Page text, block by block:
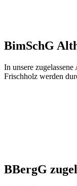
BimSchG
In unsere
Frischholz werden
BBergG